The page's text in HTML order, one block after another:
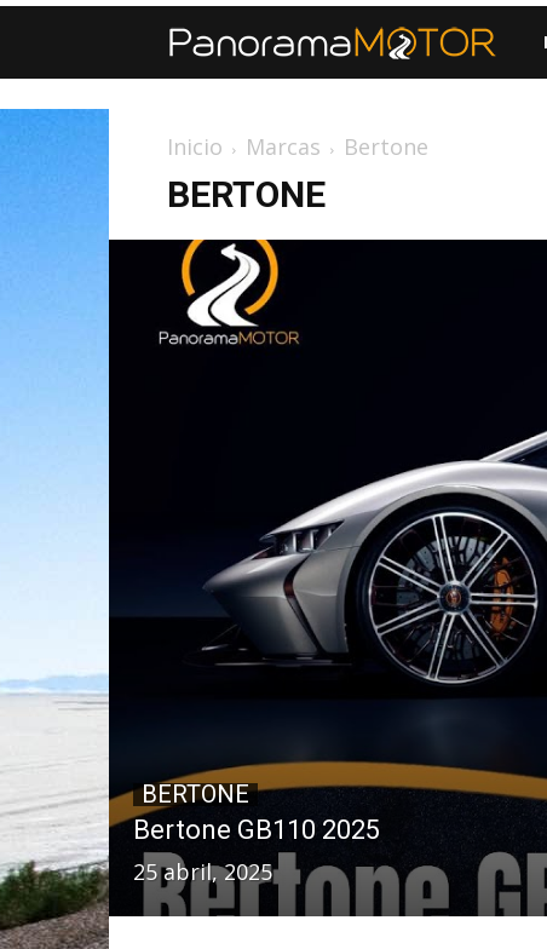
Inicio Marcas Bertone
BERTONE
BERTONE
Bertone GB110 2025
25 abril, 2025